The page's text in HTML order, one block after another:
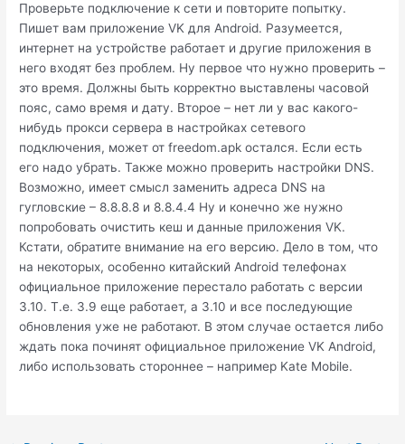
Проверьте подключение к сети и повторите попытку.
Пишет вам приложение VK для Android. Разумеется,
интернет на устройстве работает и другие приложения в
него входят без проблем. Ну первое что нужно проверить –
это время. Должны быть корректно выставлены часовой
пояс, само время и дату. Второе – нет ли у вас какого-
нибудь прокси сервера в настройках сетевого
подключения, может от freedom.apk остался. Если есть
его надо убрать. Также можно проверить настройки DNS.
Возможно, имеет смысл заменить адреса DNS на
гугловские – 8.8.8.8 и 8.8.4.4 Ну и конечно же нужно
попробовать очистить кеш и данные приложения VK.
Кстати, обратите внимание на его версию. Дело в том, что
на некоторых, особенно китайский Android телефонах
официальное приложение перестало работать с версии
3.10. Т.е. 3.9 еще работает, а 3.10 и все последующие
обновления уже не работают. В этом случае остается либо
ждать пока починят официальное приложение VK Android,
либо использовать стороннее – например Kate Mobile.